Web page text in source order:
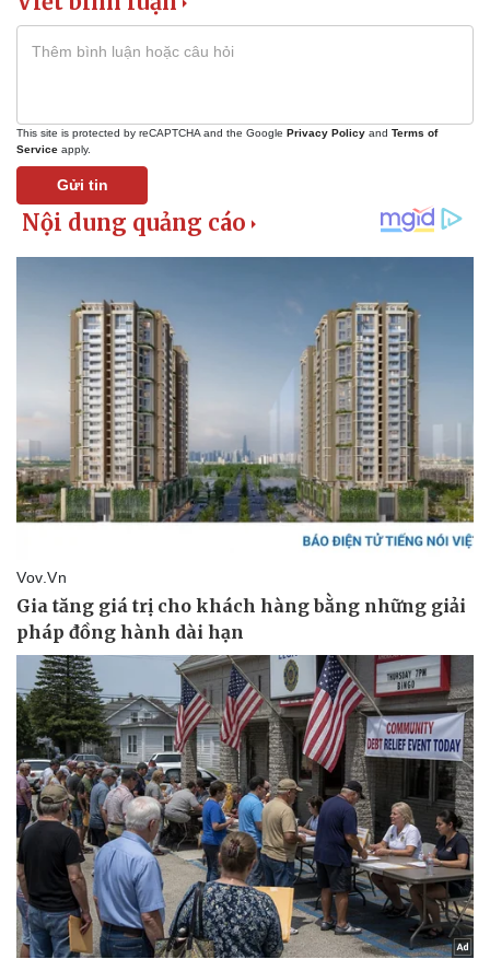
Khởi nghiệp
Pháp luật
Tin nóng
Tư vấn luật
Quân sự - Quốc phòng
Vũ khí
Việt Nam
Phân tích
This site is protected by reCAPTCHA and the Google Privacy Policy and Terms of
Service apply.
Gửi tin